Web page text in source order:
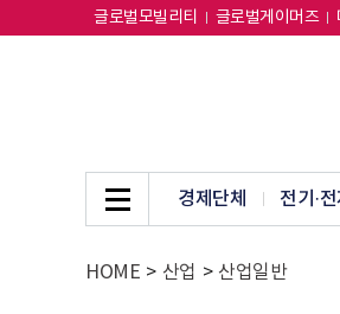
글로벌모빌리티 글로벌게이머즈
경제단체 전기·
HOME > 산업 > 산업일반